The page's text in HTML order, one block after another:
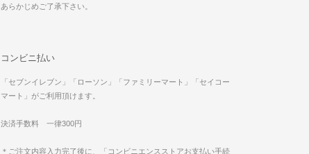
あらかじめご了承下さい。
コンビニ払い
「セブンイレブン」「ローソン」「ファミリーマート」「セイコー
マート」がご利用頂けます。
決済手数料 一律300円
＊ご注文内容入力完了後に、「コンビニエンスストアお支払い手続